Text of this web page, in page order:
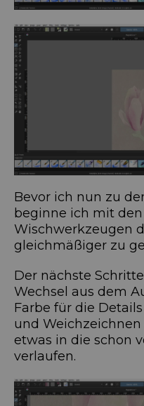
Bevor ich nun zu
beginne ich mit
Wischwerkzeugen
gleichmäßiger zu
Der nächste
Wechsel aus dem
Farbe für die
und
etwas in die schon
verlaufen.